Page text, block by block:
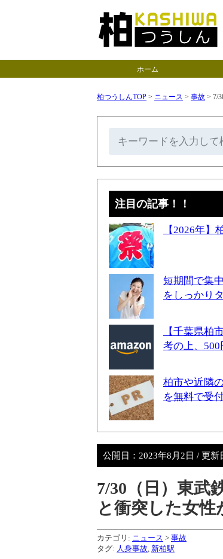
ホーム
柏つうしんTOP > ニュース > 事故 > 7/
注目の記事！！
【2026年
短期間で集
をしっかり
【千葉県柏
考の上、500
柏市や近隣
を無料で受
公開日： 2023年8月2日 / 更新
7/30（日）東武
と衝突した女性
カテゴリ: ニュース > 事故
タグ: 人身事故 新柏駅